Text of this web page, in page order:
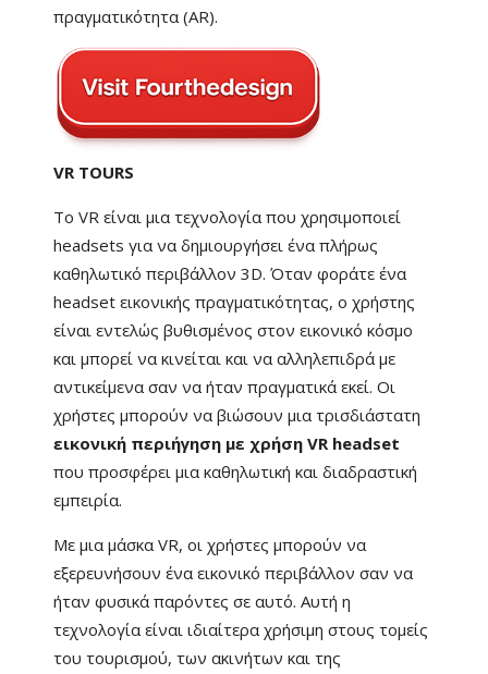
πραγματικότητα (AR).
VR TOURS
Το VR είναι μια τεχνολογία που χρησιμοποιεί
headsets για να δημιουργήσει ένα πλήρως
καθηλωτικό περιβάλλον 3D. Όταν φοράτε ένα
headset εικονικής πραγματικότητας, ο χρήστης
είναι εντελώς βυθισμένος στον εικονικό κόσμο
και μπορεί να κινείται και να αλληλεπιδρά με
αντικείμενα σαν να ήταν πραγματικά εκεί. Οι
χρήστες μπορούν να βιώσουν μια τρισδιάστατη
εικονική περιήγηση με χρήση VR headset
που προσφέρει μια καθηλωτική και διαδραστική
εμπειρία.
Με μια μάσκα VR, οι χρήστες μπορούν να
εξερευνήσουν ένα εικονικό περιβάλλον σαν να
ήταν φυσικά παρόντες σε αυτό. Αυτή η
τεχνολογία είναι ιδιαίτερα χρήσιμη στους τομείς
του τουρισμού, των ακινήτων και της